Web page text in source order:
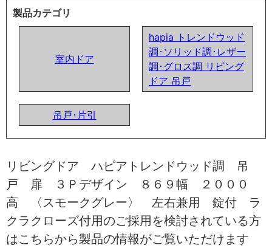
製品カテゴリ
室内ドア
hapia トレンドウッド
調･ソリッド調･レザー
調･グロス調 リビング
ドア 吊戸
吊戸･片引
リビングドア ハピアトレンドウッド調 吊
戸 扉 ３Ｐデザイン ８６９幅 ２０００
高 〈スモークグレー〉 左右兼用 錠付 ラ
クラクローズ付用のご採用を検討されている方
はこちらから製品の情報がご覧いただけます